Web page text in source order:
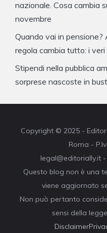
nazionale. Cosa cambia
novembre
Quando vai in
regola cambia tutto: i
Stipendi nella pubblica
sorprese nascoste in
Copyright © 2025 -
Roma -
legal@editorially.it
Questo blog non è una
viene aggiornato
Non può pertanto
sensi della
Disclaimer